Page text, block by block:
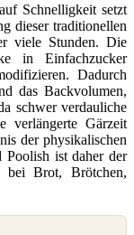
Schnelligkeit setzt
dieser traditionellen
viele Stunden. Die
in Einfachzucker
Dadurch
das Backvolumen,
schwer verdauliche
verlängerte Gärzeit
der physikalischen
Poolish ist daher der
bei Brot, Brötchen,